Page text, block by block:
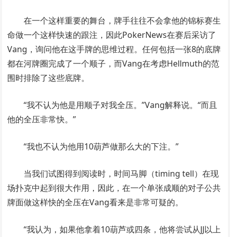
在一个这样重要的舞台，牌手往往不会拿他的锦标赛生
命做一个这样快速的跟注，因此PokerNews在赛后采访了
Vang，询问他在这手牌的思维过程。任何包括一张8的底牌
都在河牌圈完成了一个顺子，而Vang在考虑Hellmuth的范
围时排除了这些底牌。
“我不认为他是用顺子对我全压。”Vang解释说。“而且
他的全压非常快。”
“我也不认为他用10葫芦做那么大的下注。”
当我们试图得到阅读时，时间马脚（timing tell）在现
场扑克中起到很大作用，因此，在一个单张成顺的对子公共
牌面做这样快的全压在Vang看来是非常可疑的。
“我认为，如果他拿着10葫芦或四条，他将尝试从JJ以上